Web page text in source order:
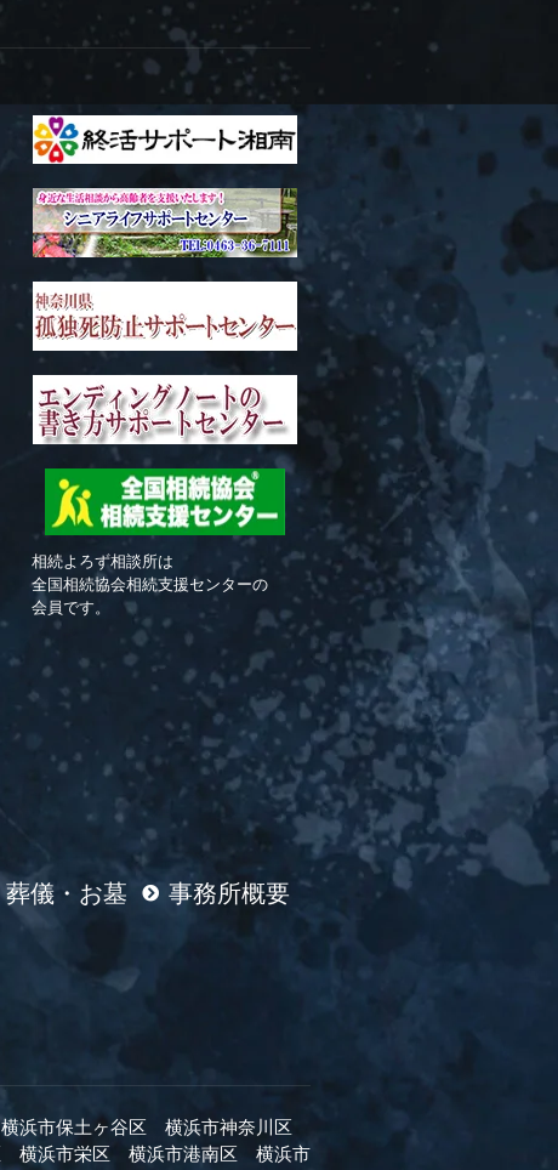
相続よろず相談所は
全国相続協会相続支援センターの
会員です。
葬儀・お墓 事務所概要
横浜市保土ヶ谷区
横浜市神奈川区
横浜市栄区 横浜市港南区 横浜市